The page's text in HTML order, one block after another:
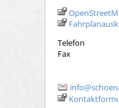
Telefon
Fax